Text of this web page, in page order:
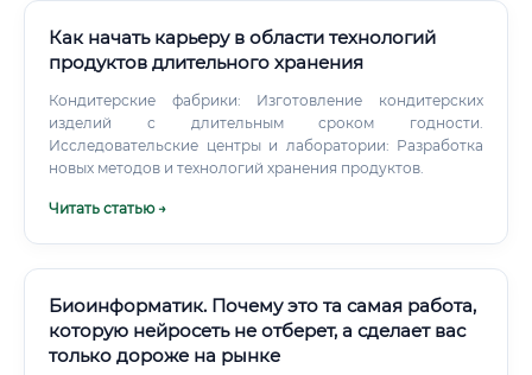
месяцев помогут освоить конкретную нишу:
лабораторную диагностику, клинические испытания,
Как начать карьеру в области технологий
продуктов длительного хранения
Кондитерские фабрики: Изготовление кондитерских
изделий с длительным сроком годности.
Исследовательские центры и лаборатории: Разработка
новых методов и технологий хранения продуктов.
Читать статью →
Биоинформатик. Почему это та самая работа,
которую нейросеть не отберет, а сделает вас
только дороже на рынке